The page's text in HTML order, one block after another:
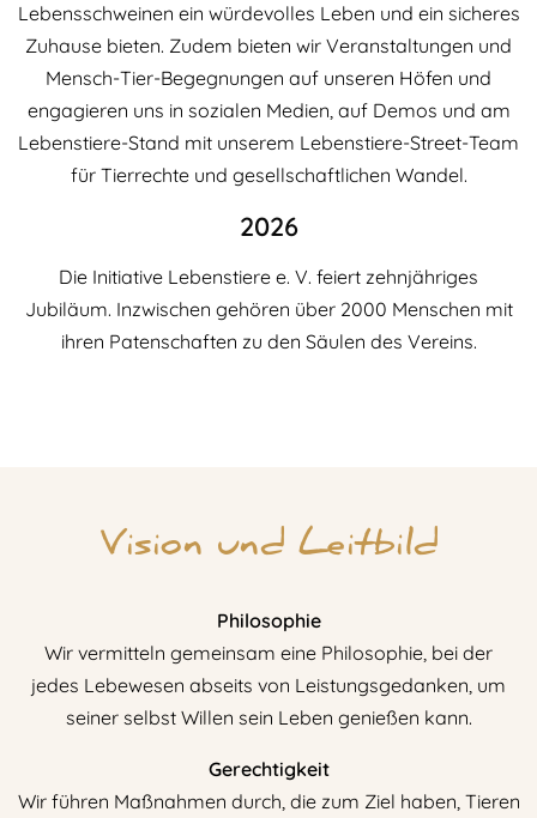
Lebensschweinen ein würdevolles Leben und ein sicheres
Zuhause bieten. Zudem bieten wir Veranstaltungen und
Mensch-Tier-Begegnungen auf unseren Höfen und
engagieren uns in sozialen Medien, auf Demos und am
Lebenstiere-Stand mit unserem Lebenstiere-Street-Team
für Tierrechte und gesellschaftlichen Wandel.
2026
Die Initiative Lebenstiere e. V. feiert zehnjähriges
Jubiläum. Inzwischen gehören über 2000 Menschen mit
ihren Patenschaften zu den Säulen des Vereins.
Vision und Leitbild
Philosophie
Wir vermitteln gemeinsam eine Philosophie, bei der
jedes Lebewesen abseits von Leistungsgedanken, um
seiner selbst Willen sein Leben genießen kann.
Gerechtigkeit
Wir führen Maßnahmen durch, die zum Ziel haben, Tieren